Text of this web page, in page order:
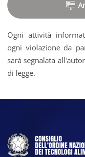
Ogni attività
ogni violazione da
sarà segnalata
di legge.